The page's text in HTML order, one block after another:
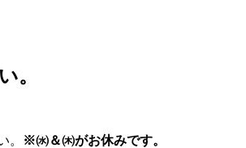
。
。 ※㈬＆㈭がお休みです。